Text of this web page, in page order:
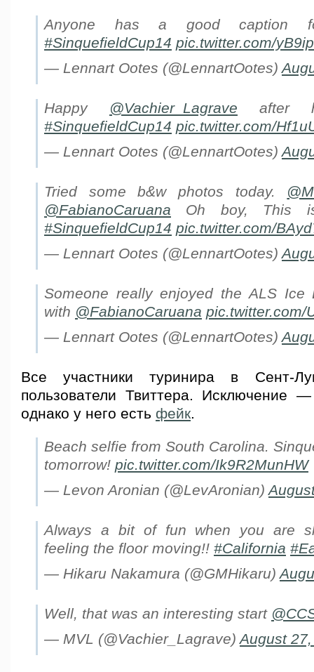
Anyone has a good caption
#SinquefieldCup14 pic.twitter.com/
— Lennart Ootes (@LennartOotes)
Happy @Vachier_Lagrave after
#SinquefieldCup14 pic.twitter.com/
— Lennart Ootes (@LennartOotes)
Tried some b&w photos today.
@FabianoCaruana Oh boy, This
#SinquefieldCup14 pic.twitter.com/
— Lennart Ootes (@LennartOotes)
Someone really enjoyed the ALS Ice
with @FabianoCaruana pic.twitter.com/
— Lennart Ootes (@LennartOotes)
Все участники туринира в Сент-
пользователи Твиттера. Исключение
однако у него есть фейк.
Beach selfie from South Carolina.
tomorrow! pic.twitter.com/Ik9R2MunHW
— Levon Aronian (@LevAronian)
Always a bit of fun when you are
feeling the floor moving!! #California
— Hikaru Nakamura (@GMHikaru)
Well, that was an interesting start
— MVL (@Vachier_Lagrave)August